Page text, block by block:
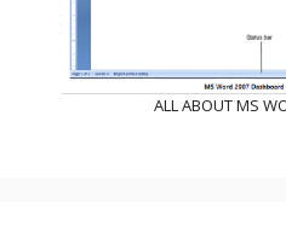
ALL ABOUT MS